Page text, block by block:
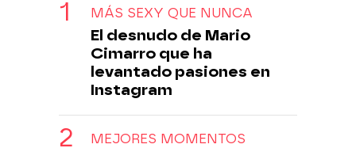
MÁS SEXY QUE NUNCA
El desnudo de Mario
Cimarro que ha
levantado pasiones en
Instagram
MEJORES MOMENTOS